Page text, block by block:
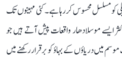
کو مسلسل محسوس کر رہا ہے۔ کئی مہینوں تک
موسلادھار واقعات پیش آتے ہیں جو
میں دریاؤں کے بہاؤ کو برقرار رکھنے میں